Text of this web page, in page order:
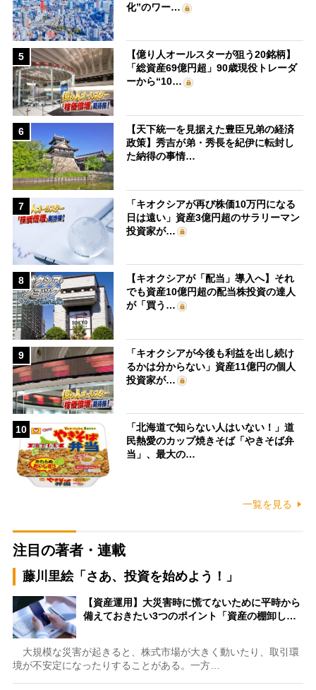
化”のワー…
5
【億り人オールスターが狙う20銘柄】
「総資産69億円超」90歳現役トレーダ
ーから“10…
6
【天下統一を見据えた豊臣兄弟の経済
政策】秀吉が弟・秀長を紀伊に転封し
た納得の事情…
7
「キオクシアが再び株価10万円になる
日は遠い」資産3億円超のサラリーマン
投資家が…
8
【キオクシアが「配当」導入へ】それ
でも資産10億円超の配当株投資の達人
が「買う…
9
「キオクシアが今後も利益を出し続け
るかは分からない」資産11億円の個人
投資家が…
10
「北海道で知らない人はいない！」道
民熱愛のカップ焼きそば「やきそば弁
当」、最大の…
一覧を見る
注目の著者・連載
藤川里絵「さあ、投資を始めよう！」
【資産運用】大災害時に慌てないために平時から
備えておきたい3つのポイント「資産の棚卸し…
大規模な災害が起きると、株式市場が大きく動いたり、取引環
境が不安定になったりすることがある。一方…